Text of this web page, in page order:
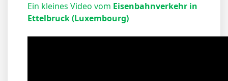
Ein kleines Video vom Eisenbahnverkehr in
Ettelbruck (Luxembourg)